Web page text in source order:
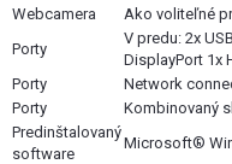
Webcamera
Ako voliteľné
Porty
V predu: 2x
DisplayPort 1x
Porty
Network
Porty
Kombinovaný
Predinštalovaný
software
Microsoft®